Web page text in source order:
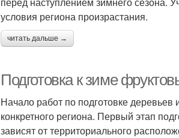
условия региона произрастания.
читать дальше →
Подготовка к зиме
Начало работ по подготовке деревьев
конкретного региона. Первый этап
зависят от территориального